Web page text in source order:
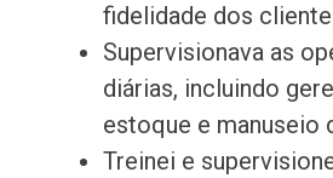
fidelidade dos
Supervisionava as
diárias, incluindo
estoque e manuseio
Treinei e